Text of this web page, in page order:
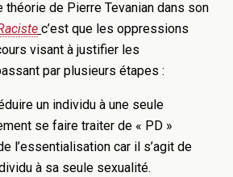
théorie de Pierre Tevanian dans son
c’est que les oppressions
visant à justifier les
par plusieurs étapes :
un individu à une seule
se faire traiter de « PD »
l’essentialisation car il s’agit de
à sa seule sexualité.